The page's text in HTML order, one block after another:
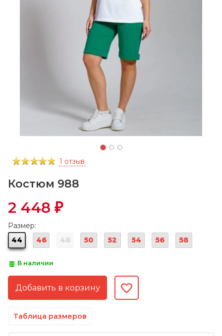
1 отзыв
Костюм 988
2 448 ₽
Размер:
44
46 48 50 52 54 56 58
В наличии
Таблица размеров